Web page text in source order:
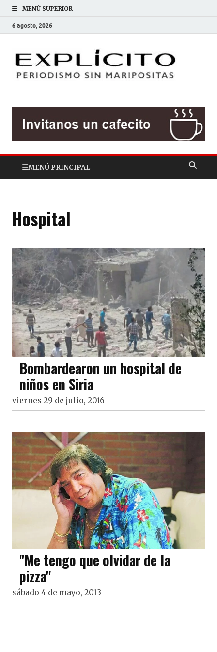
MENÚ SUPERIOR
6 agosto, 2026
MENÚ PRINCIPAL
Hospital
Bombardearon un hospital de
niños en Siria
viernes 29 de julio, 2016
"Me tengo que olvidar de la
pizza"
sábado 4 de mayo, 2013